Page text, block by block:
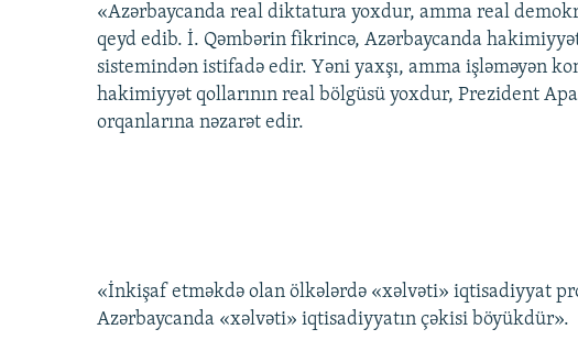
«Azərbaycanda real diktatura yoxdur, amma real
qeyd edib. İ. Qəmbərin fikrincə, Azərbaycanda
sistemindən istifadə edir. Yəni yaxşı, amma işləməyən
hakimiyyət qollarının real bölgüsü yoxdur, Prezident
orqanlarına nəzarət edir.
«İnkişaf etməkdə olan ölkələrdə «xəlvəti» iqtisadiyyat
Azərbaycanda «xəlvəti» iqtisadiyyatın çəkisi böyükdür».